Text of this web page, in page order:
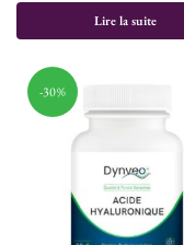
Lire la suite
-30%